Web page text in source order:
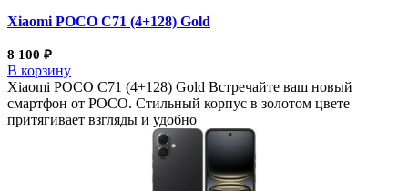
Xiaomi POCO C71 (4+128) Gold
8 100 ₽
В корзину
Xiaomi POCO C71 (4+128) Gold Встречайте ваш новый
смартфон от POCO. Стильный корпус в золотом цвете
притягивает взгляды и удобно